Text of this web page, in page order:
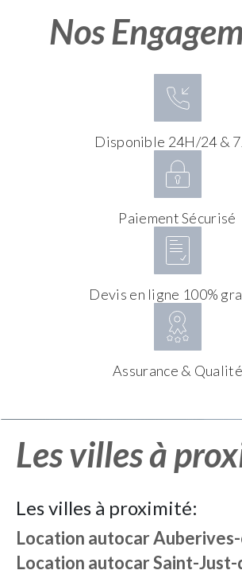
Nos
Disponible 24H/24 &
Paiement Sécurisé
Devis en ligne 100%
Assurance & Qualité
Les villes à
Les villes à proximité:
Location autocar
Location autocarSaint-